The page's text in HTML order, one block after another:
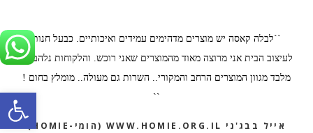
פתח
``לבלה קאסה יש מוצרים מדהימים עמידים ואיכותיים. כבעל חנות
לעיצוב הבית אני מרוצה מאוד מהמוצרים שאני רוכש. והלקוחות נלהבים.
מלבד מגוון המוצרים הרחב והמקורי.. השרות גם מעולה.. מומלץ בחום !
``
אייל בבג'ני WWW.HOMIE.ORG.IL (הומי-HOMIE)